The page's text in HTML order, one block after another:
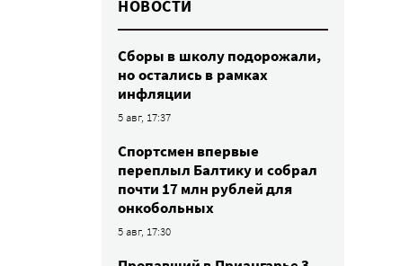
НОВОСТИ
Сборы в школу подорожали,
но остались в рамках
инфляции
5 авг, 17:37
Спортсмен впервые
переплыл Балтику и собрал
почти 17 млн рублей для
онкобольных
5 авг, 17:30